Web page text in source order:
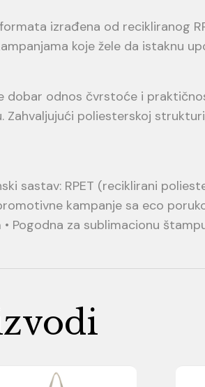
izrađena od recikliranog
koje žele da istaknu
dobar odnos čvrstoće i
Zahvaljujući poliesterskoj
sastav: RPET (reciklirani
kampanje sa eco
Pogodna za sublimacionu